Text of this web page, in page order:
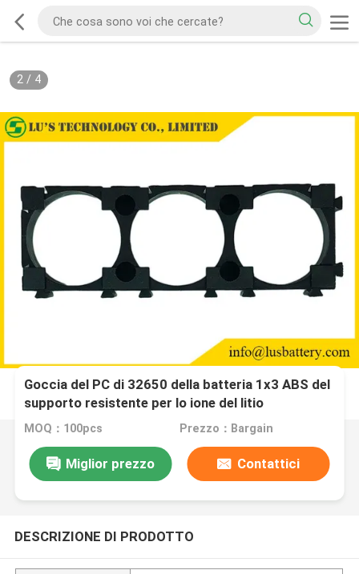
2/ 4
Goccia del PC di 32650 della batteria 1x3 ABS del
supporto resistente per lo ione del litio
MOQ：100pcs Prezzo：Bargain
Miglior prezzo Contattici
DESCRIZIONE DI PRODOTTO